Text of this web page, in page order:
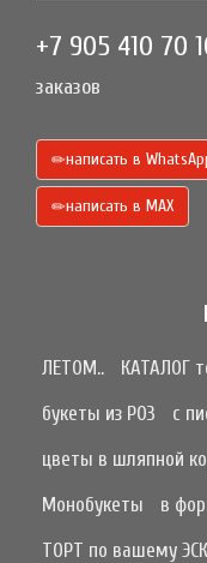
+7 905 410 70
заказов
написать в
написать в МАХ
ЛЕТОМ.. КАТАЛОГ
букеты из РОЗ
с
цветы в шляпной
Монобукеты
в
ТОРТ по вашему